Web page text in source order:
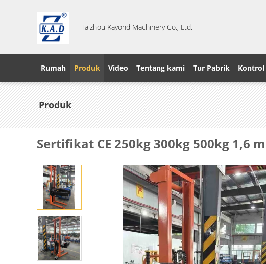
Taizhou Kayond Machinery Co., Ltd.
Rumah Produk Video Tentang kami Tur Pabrik
Produk
Sertifikat CE 250kg 300kg 500kg